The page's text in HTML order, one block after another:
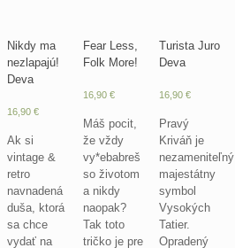
Nikdy ma
nezlapajú!
Deva
16,90 €
Ak si
vintage &
retro
navnadená
duša, ktorá
sa chce
vydať na
Fear Less,
Folk More!
16,90 €
Máš pocit,
že vždy
vy*ebabreš
so životom
a nikdy
naopak?
Tak toto
tričko je pre
Turista Juro
Deva
16,90 €
Pravý
Kriváň je
nezameniteľný
majestátny
symbol
Vysokých
Tatier.
Opradený